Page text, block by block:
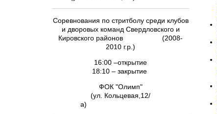
Соревнования по стритболу среди клубов
и дворовых команд Свердловского и
Кировского районов (2008-
2010 г.р.)
16:00 –открытие
18:10 – закрытие
ФОК "Олимп"
(ул. Кольцевая,12/
а)